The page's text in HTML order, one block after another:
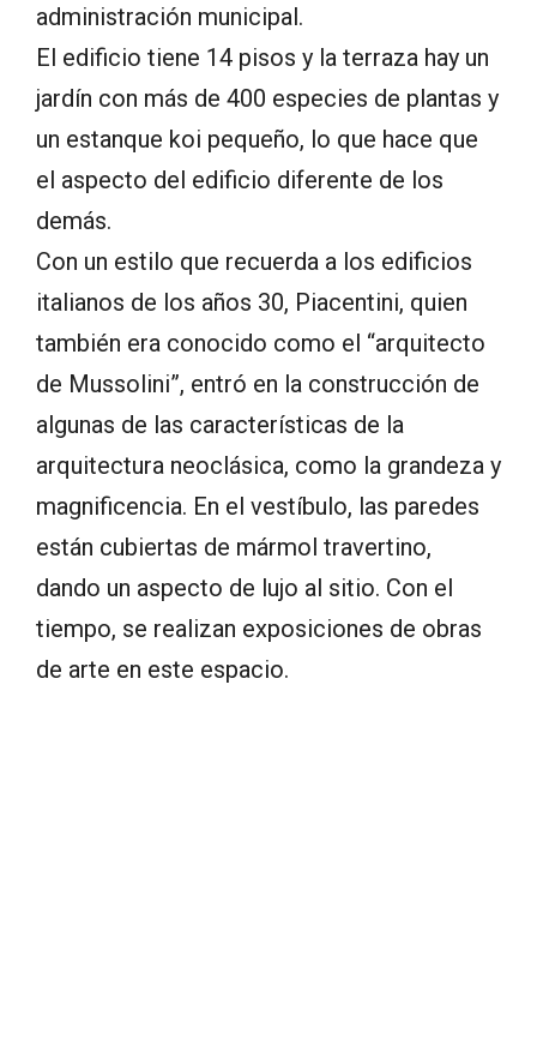
administración municipal.
El edificio tiene 14 pisos y la terraza hay un
jardín con más de 400 especies de plantas y
un estanque koi pequeño, lo que hace que
el aspecto del edificio diferente de los
demás.
Con un estilo que recuerda a los edificios
italianos de los años 30, Piacentini, quien
también era conocido como el “arquitecto
de Mussolini”, entró en la construcción de
algunas de las características de la
arquitectura neoclásica, como la grandeza y
magnificencia. En el vestíbulo, las paredes
están cubiertas de mármol travertino,
dando un aspecto de lujo al sitio. Con el
tiempo, se realizan exposiciones de obras
de arte en este espacio.